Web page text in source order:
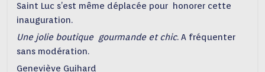
Saint Luc s’est même déplacée pour honorer cette
inauguration.
Une jolie boutique gourmande et chic. A fréquenter
sans modération.
Geneviève Guihard